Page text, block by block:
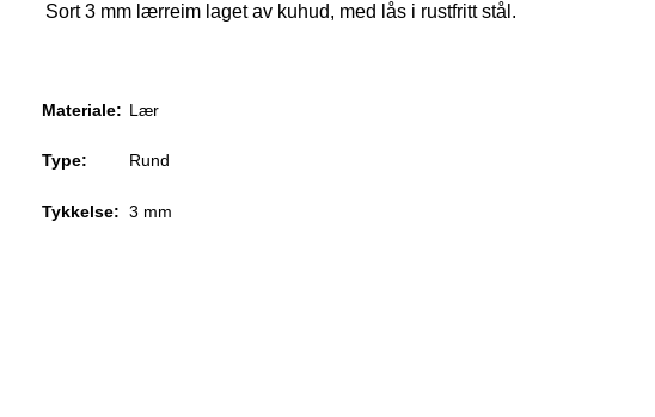
Sort 3 mm lærreim laget av kuhud, med lås i rustfritt stål.
Materiale: Lær
Type: Rund
Tykkelse: 3 mm